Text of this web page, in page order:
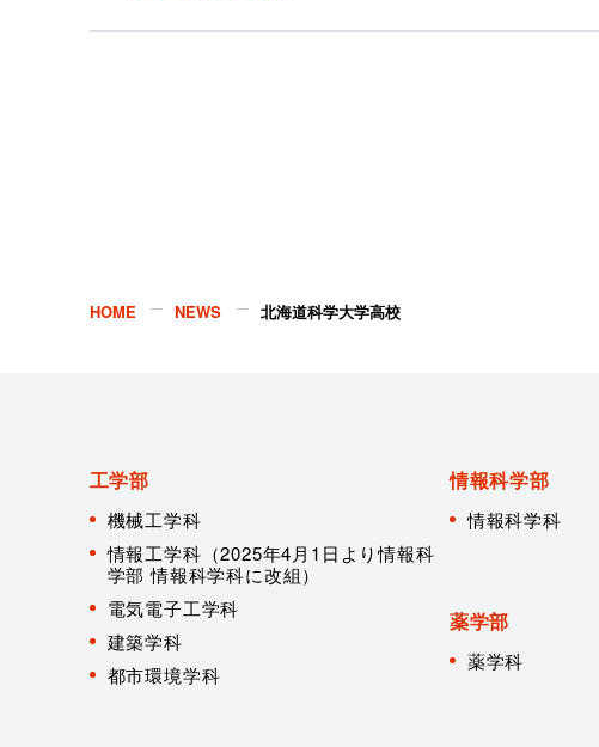
HOME NEWS 北海道科学大学高校
工学部
機械工学科
情報工学科（2025年4月1日より情報科
学部 情報科学科に改組）
電気電子工学科
建築学科
都市環境学科
情報科学部
情報科学科
薬学部
薬学科